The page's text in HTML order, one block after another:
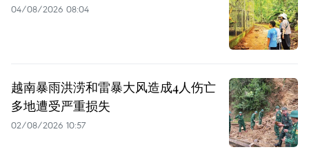
04/08/2026 08:04
越南暴雨洪涝和雷暴大风造成4人伤亡
多地遭受严重损失
02/08/2026 10:57